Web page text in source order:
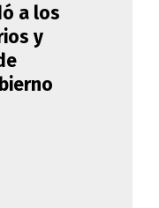
a los
y